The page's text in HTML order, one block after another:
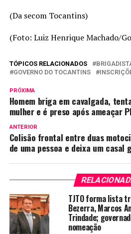
(Da secom Tocantins)
(Foto: Luiz Henrique Machado/
TÓPICOS RELACIONADOS
GOVERNO DO TOCANTINS
PRÓXIMA
Homem briga em cavalgada,
mulher e é preso após ameaçar
ANTERIOR
Colisão frontal entre duas
de uma pessoa e deixa um casal
TJTO forma lista
Bezerra, Marcos
Trindade;
nomeação